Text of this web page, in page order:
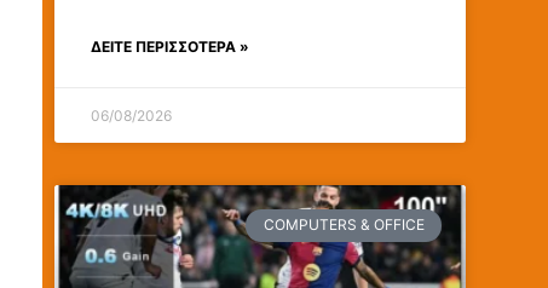
ΔΕΊΤΕ ΠΕΡΙΣΣΟΤΕΡΑ »
06/08/2026
COMPUTERS & OFFICE